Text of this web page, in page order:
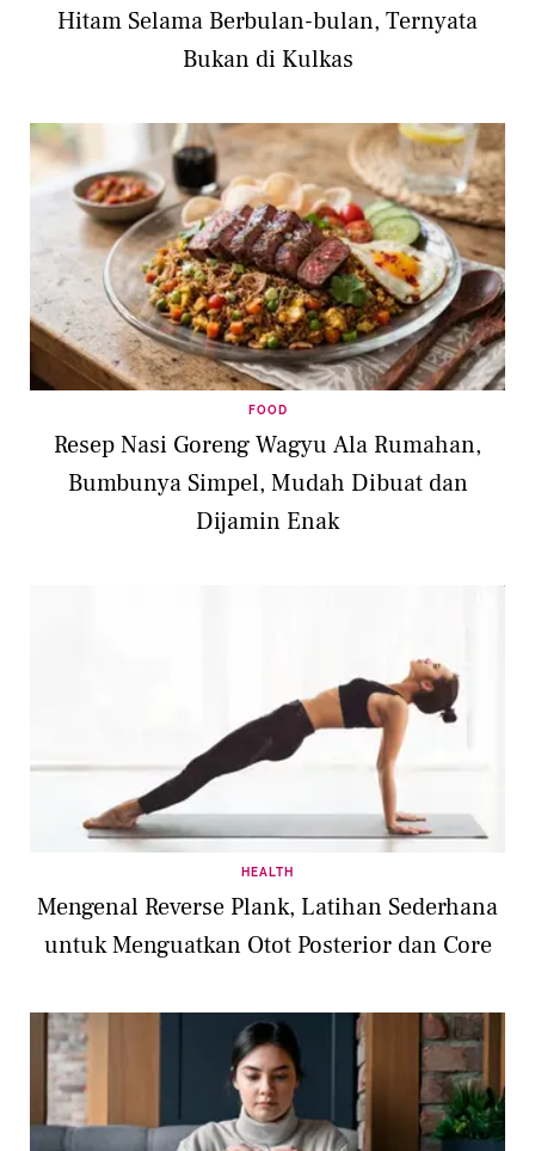
Hitam Selama Berbulan-bulan, Ternyata
Bukan di Kulkas
FOOD
Resep Nasi Goreng Wagyu Ala Rumahan,
Bumbunya Simpel, Mudah Dibuat dan
Dijamin Enak
HEALTH
Mengenal Reverse Plank, Latihan Sederhana
untuk Menguatkan Otot Posterior dan Core